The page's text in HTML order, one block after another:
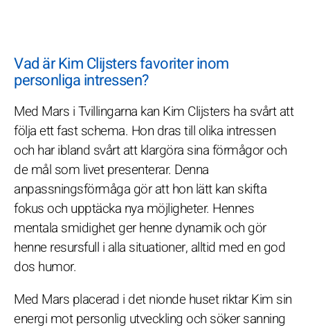
Vad är Kim Clijsters favoriter inom
personliga intressen?
Med Mars i Tvillingarna kan Kim Clijsters ha svårt att
följa ett fast schema. Hon dras till olika intressen
och har ibland svårt att klargöra sina förmågor och
de mål som livet presenterar. Denna
anpassningsförmåga gör att hon lätt kan skifta
fokus och upptäcka nya möjligheter. Hennes
mentala smidighet ger henne dynamik och gör
henne resursfull i alla situationer, alltid med en god
dos humor.
Med Mars placerad i det nionde huset riktar Kim sin
energi mot personlig utveckling och söker sanning